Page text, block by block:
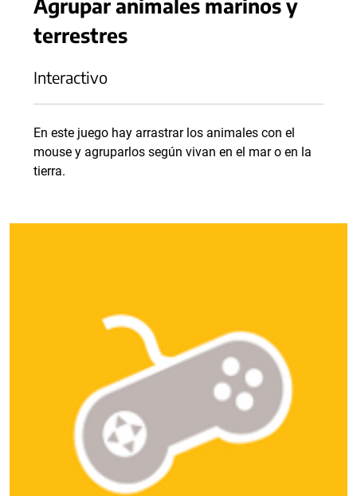
Agrupar animales marinos y
terrestres
Interactivo
En este juego hay arrastrar los animales con el
mouse y agruparlos según vivan en el mar o en la
tierra.